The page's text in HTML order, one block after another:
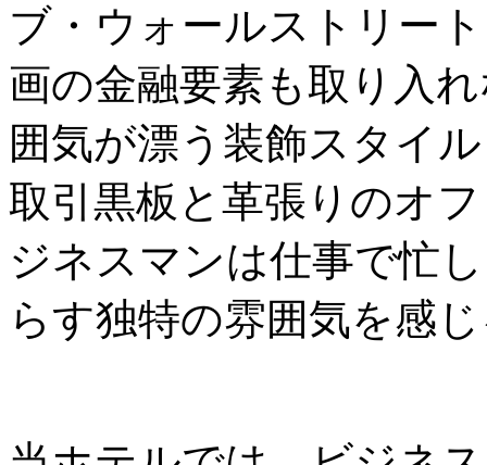
ブ・ウォールストリー
画の金融要素も取り入
囲気が漂う装飾スタイ
取引黒板と革張りのオ
ジネスマンは仕事で忙
らす独特の雰囲気を感